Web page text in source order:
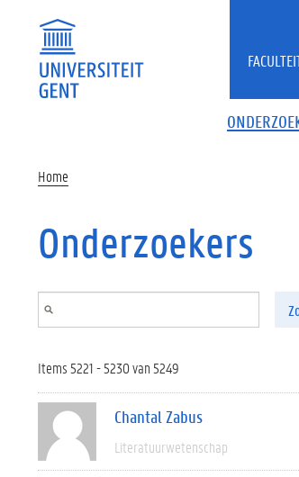
Home
Onderzoekers
Items 5221 - 5230 van 5249
Chantal Zabus
Literatuurwetenschap